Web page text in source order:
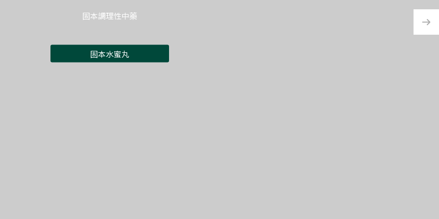
推動倦怠的代謝習慣，促進脂肪及水腫分解代謝
體內潔淨